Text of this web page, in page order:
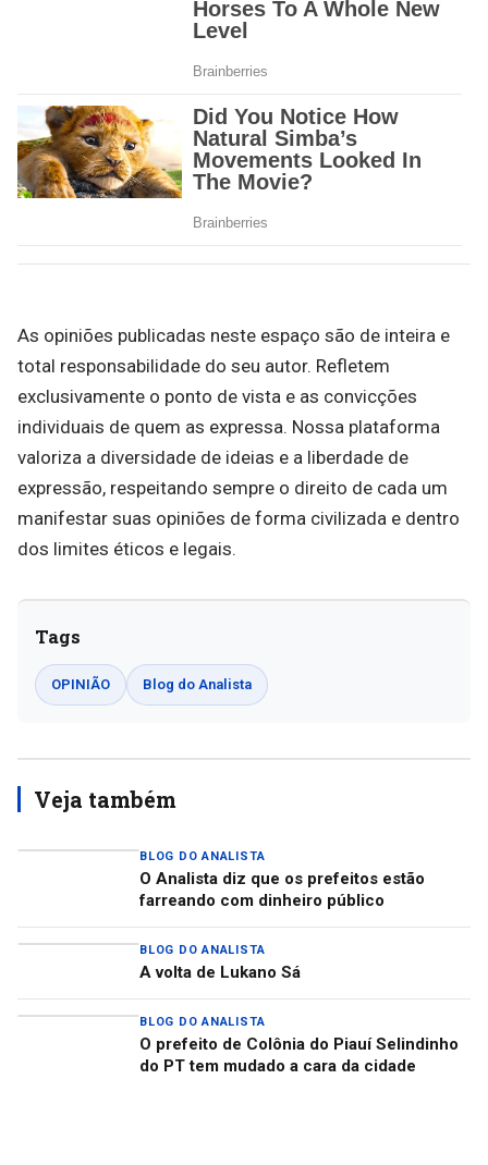
As opiniões publicadas neste espaço são de inteira e
total responsabilidade do seu autor. Refletem
exclusivamente o ponto de vista e as convicções
individuais de quem as expressa. Nossa plataforma
valoriza a diversidade de ideias e a liberdade de
expressão, respeitando sempre o direito de cada um
manifestar suas opiniões de forma civilizada e dentro
dos limites éticos e legais.
Tags
OPINIÃO Blog do Analista
Veja também
BLOG DO ANALISTA
O Analista diz que os prefeitos estão
farreando com dinheiro público
BLOG DO ANALISTA
A volta de Lukano Sá
BLOG DO ANALISTA
O prefeito de Colônia do Piauí Selindinho
do PT tem mudado a cara da cidade